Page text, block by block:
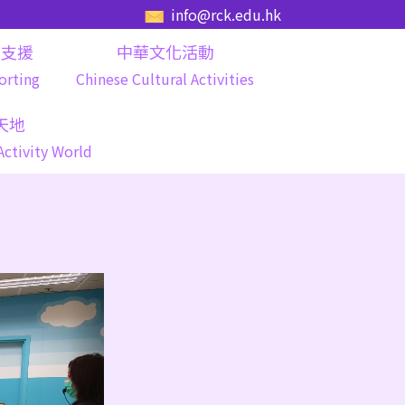
info@rck.edu.hk
援 中華文化活動
Chinese Cultural Activities
地
World